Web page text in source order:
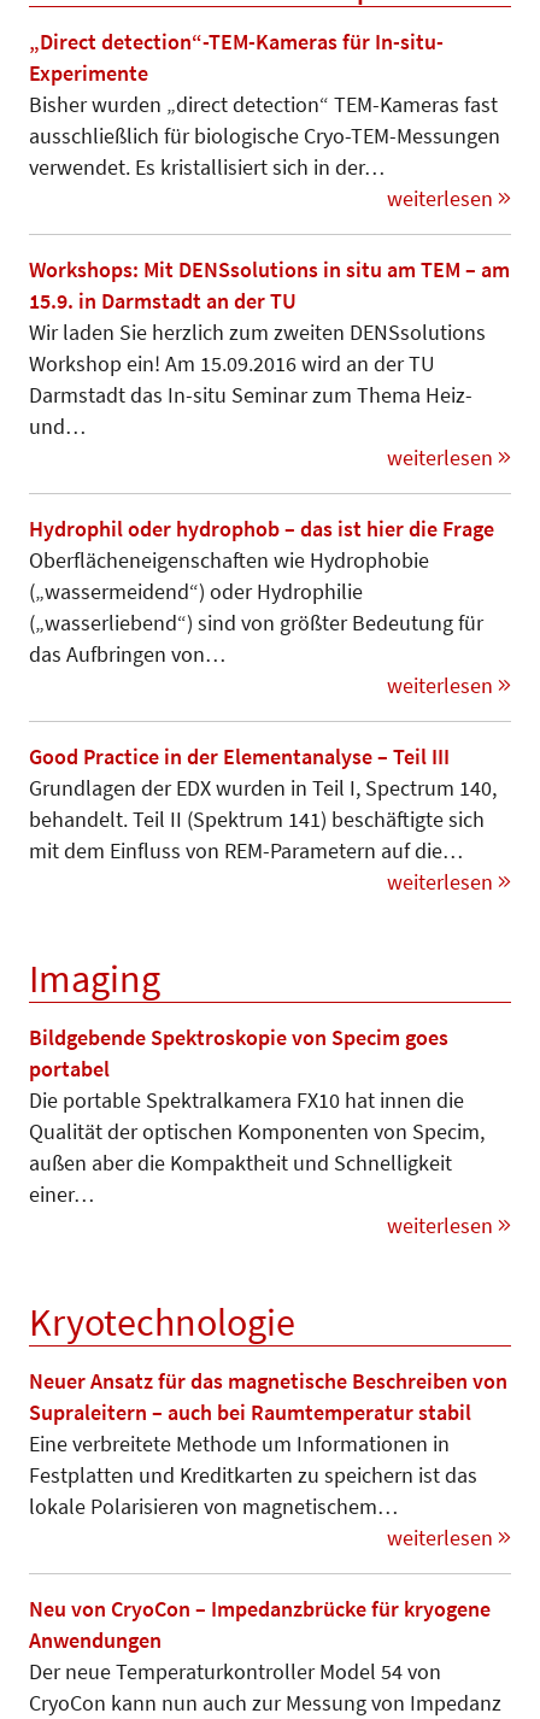
„Direct detection“-TEM-Kameras für In-situ-
Experimente
Bisher wurden „direct detection“ TEM-Kameras fast
ausschließlich für biologische Cryo-TEM-Messungen
ver­­wen­det. Es kristallisiert sich in der…
weiterlesen
Workshops: Mit DENSsolutions in situ am TEM – am
15.9. in Darmstadt an der TU
Wir laden Sie herzlich zum zweiten DENSsolutions
Workshop ein! Am 15.09.2016 wird an der TU
Darmstadt das In-situ Seminar zum Thema Heiz-
und…
weiterlesen
Hydrophil oder hydrophob – das ist hier die Frage
Oberflächeneigenschaften wie Hy­dro­phobie
(„wassermeidend“) oder Hydrophilie
(„wasserliebend“) sind von größter Bedeutung für
das Auf­bringen von…
weiterlesen
Good Practice in der Elementanalyse – Teil III
Grundlagen der EDX wurden in Teil I, Spectrum 140,
behandelt. Teil II (Spektrum 141) beschäftigte sich
mit dem Einfluss von REM-Parametern auf die…
weiterlesen
Imaging
Bildgebende Spektroskopie von Specim goes
portabel
Die portable Spektralkamera FX10 hat innen die
Qualität der optischen Komponenten von Specim,
außen aber die Kom­paktheit und Schnelligkeit
einer…
weiterlesen
Kryotechnologie
Neuer Ansatz für das magnetische Beschreiben von
Supraleitern – auch bei Raumtemperatur stabil
Eine verbreitete Methode um In­for­ma­tionen in
Festplatten und Kredit­kar­­ten zu speichern ist das
lokale Po­larisieren von magneti­schem…
weiterlesen
Neu von CryoCon – Impedanzbrücke für kryogene
Anwendungen
Der neue Temperaturkontroller Mo­del 54 von
CryoCon kann nun auch zur Messung von Impedanz